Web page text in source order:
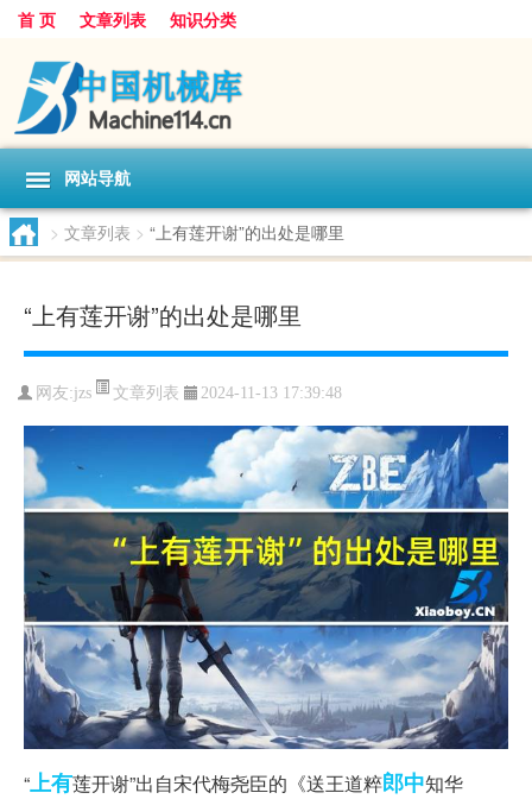
首 页 文章列表 知识分类
网站导航
> 文章列表 > “上有莲开谢”的出处是哪里
“上有莲开谢”的出处是哪里
网友:jzs 文章列表 2024-11-13 17:39:48
“上有莲开谢”出自宋代梅尧臣的《送王道粹郎中知华